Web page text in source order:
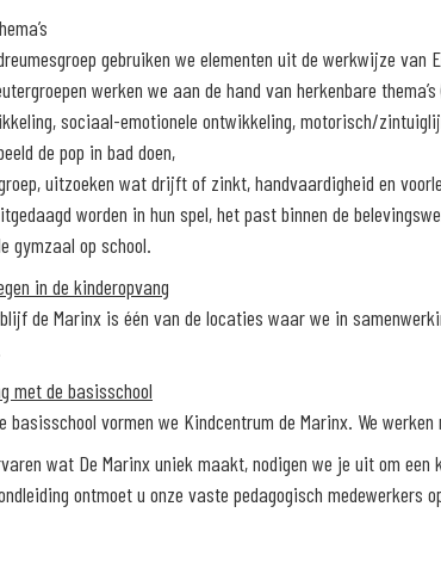
gebruiken we elementen uit de werkwijze
werken we aan de hand van herkenbare
sociaal-emotionele ontwikkeling, motorisch/
de pop in bad doen,
uitzoeken wat drijft of zinkt, handvaardigheid en
worden in hun spel, het past binnen de
gymzaal op school.
in de kinderopvang
de Marinx is één van de locaties waar we in
met de basisschool
basisschool vormen we Kindcentrum de Marinx. We
wat De Marinx uniek maakt, nodigen we je uit om een
ontmoet u onze vaste pedagogisch